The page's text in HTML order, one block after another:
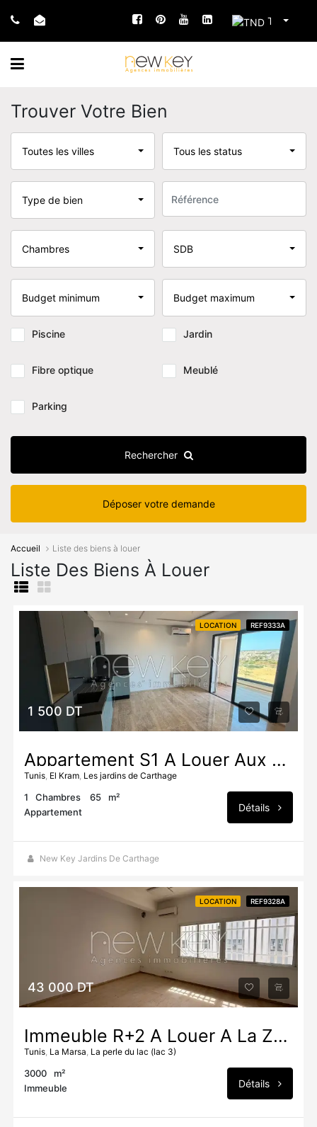
TND
Trouver Votre Bien
Toutes les villes Tous les status
Type de bien
Chambres SDB
Budget minimum Budget maximum
Piscine Jardin
Fibre optique Meublé
Parking
Rechercher
Déposer votre demande
Accueil Liste des biens à louer
Liste Des Biens À Louer
LOCATION REF9333A
1 500 DT
Appartement S1 À Louer Aux Jardins De Carthage
Tunis, El Kram, Les jardins de Carthage
1 Chambres 65
m²
Appartement
Détails
New Key Jardins De Carthage
LOCATION REF9328A
43 000 DT
Immeuble R+2 À Louer À La Zone D'activité Khaireddine
Tunis, La Marsa, La perle du lac (lac 3)
3000
m²
Immeuble
Détails